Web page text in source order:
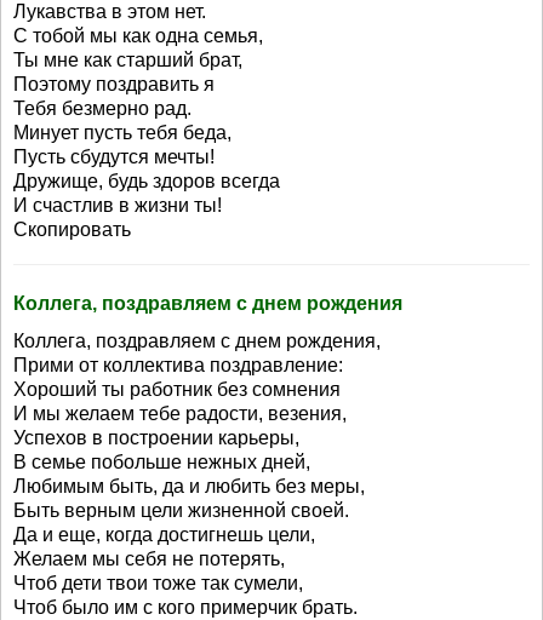
Лукавства в этом нет.
С тобой мы как одна семья,
Ты мне как старший брат,
Поэтому поздравить я
Тебя безмерно рад.
Минует пусть тебя беда,
Пусть сбудутся мечты!
Дружище, будь здоров всегда
И счастлив в жизни ты!
Скопировать
Коллега, поздравляем с днем рождения
Коллега, поздравляем с днем рождения,
Прими от коллектива поздравление:
Хороший ты работник без сомнения
И мы желаем тебе радости, везения,
Успехов в построении карьеры,
В семье побольше нежных дней,
Любимым быть, да и любить без меры,
Быть верным цели жизненной своей.
Да и еще, когда достигнешь цели,
Желаем мы себя не потерять,
Чтоб дети твои тоже так сумели,
Чтоб было им с кого примерчик брать.